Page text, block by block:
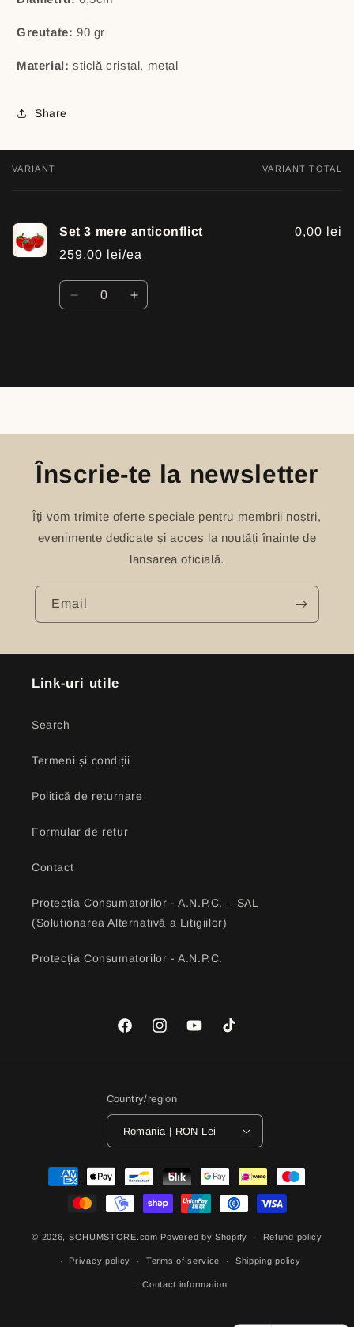
Greutate: 90 gr
Material: sticlă cristal, metal
Share
Your
VARIANT VARIANT TOTAL
Set 3 mere anticonflict
259,00 lei/ea
0,00 lei
Quantity
Decrease
mere
Increase
mere
Loading...
Înscrie-te la newsletter
Îți vom trimite oferte speciale pentru membrii noștri,
evenimente dedicate și acces la noutăți înainte de
lansarea oficială.
Email
Link-uri utile
Search
Termeni și condiții
Politică de returnare
Formular de retur
Contact
Protecția Consumatorilor - A.N.P.C. – SAL
(Soluționarea Alternativă a Litigiilor)
Protecția Consumatorilor - A.N.P.C.
FacebookInstagramYouTubeTikTok
Country/region
Romania | RON Lei
Payment
methods
© 2026, SOHUMSTORE.com Powered by Shopify Refund policy
Privacy policy Terms of service Shipping policy
Contact information